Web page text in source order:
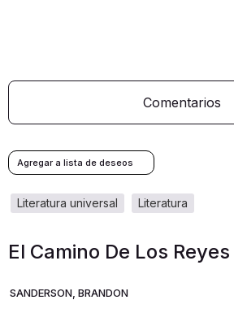
Comentarios
literatura
literatura universal
El Camino De Los Reyes
SANDERSON, BRANDON